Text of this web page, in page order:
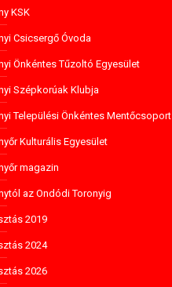
KSK
Csicsergő Óvoda
Önkéntes Tűzoltó Egyesület
Szépkorúak Klubja
Települési Önkéntes Mentőcsoport
Kulturális Egyesület
magazin
az Ondódi Toronyig
2019
2024
2026